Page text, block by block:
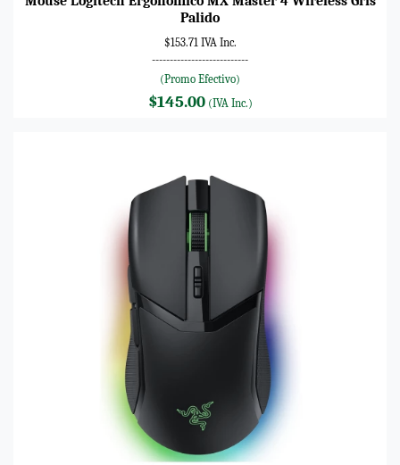
Palido
$153.71 IVA Inc.
---------------------------
(Promo Efectivo)
$145.00(IVA Inc.)